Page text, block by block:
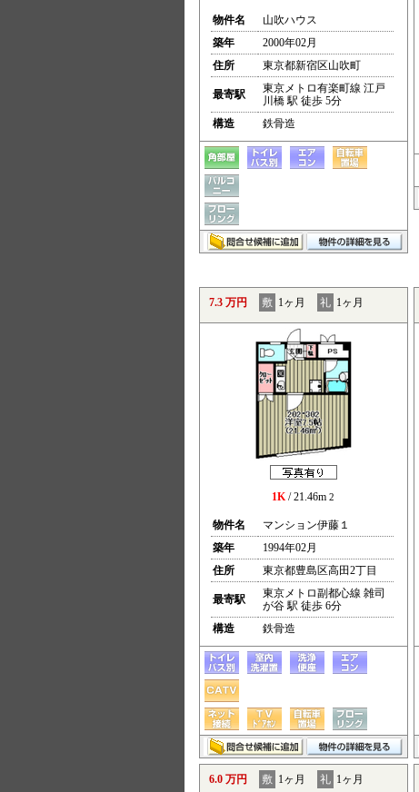
物件名
山吹ハウス
築年
2000年02月
住所
東京都新宿区山吹町
最寄駅
東京メトロ有楽町線 江戸
川橋 駅 徒歩 5分
構造
鉄骨造
7.3 万円 敷 1ヶ月 礼 1ヶ月
1K/ 21.46m 2
物件名
マンション伊藤１
築年
1994年02月
住所
東京都豊島区高田2丁目
最寄駅
東京メトロ副都心線 雑司
が谷 駅 徒歩 6分
構造
鉄骨造
6.0 万円 敷 1ヶ月 礼 1ヶ月